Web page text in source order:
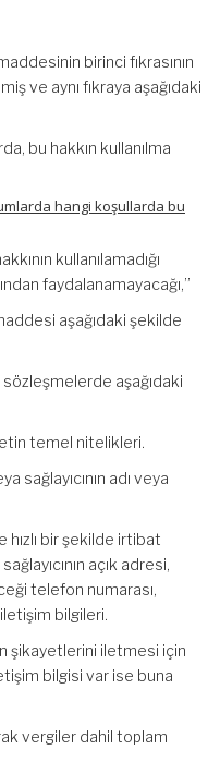
birinci fıkrasının
ve aynı fıkraya aşağıdaki
bu hakkın kullanılma
hangi koşullarda bu
kullanılamadığı
faydalanamayacağı,”
aşağıdaki şekilde
sözleşmelerde aşağıdaki
temel nitelikleri.
sağlayıcının adı veya
hızlı bir şekilde irtibat
açık adresi,
telefon numarası,
bilgileri.
şikayetlerini iletmesi için
bilgisi var ise buna
vergiler dahil toplam